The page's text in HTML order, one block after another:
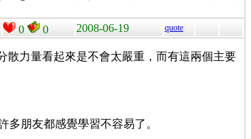
0 0 2008-06-19 quote
散力量看起來是不會太嚴重，而有這兩個主要
多朋友都感覺學習不容易了。